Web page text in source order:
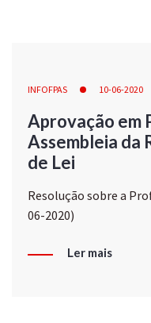
INFOFPAS 10-06-2020
Aprovação em
Assembleia da
de Lei
Resolução sobre a
06-2020)
Ler mais